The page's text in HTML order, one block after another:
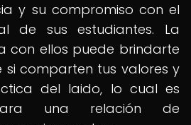
y su compromiso con el
de sus estudiantes. La
con ellos puede brindarte
comparten tus valores y
del Iaido, lo cual es
una relación de